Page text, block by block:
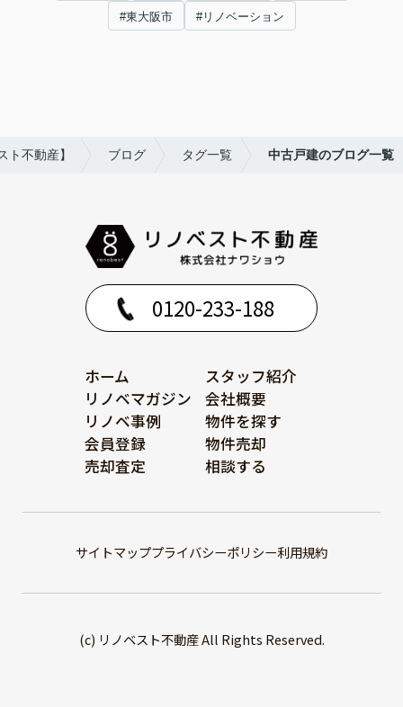
#東大阪市 #リノベーション
不動産】 ブログ タグ一覧 中古戸建のブログ一覧
0120-233-188
ホーム
スタッフ紹介
リノベマガジン
会社概要
リノベ事例
物件を探す
会員登録
物件売却
売却査定
相談する
サイトマッププライバシーポリシー利用規約
(c) リノベスト不動産 All Rights Reserved.